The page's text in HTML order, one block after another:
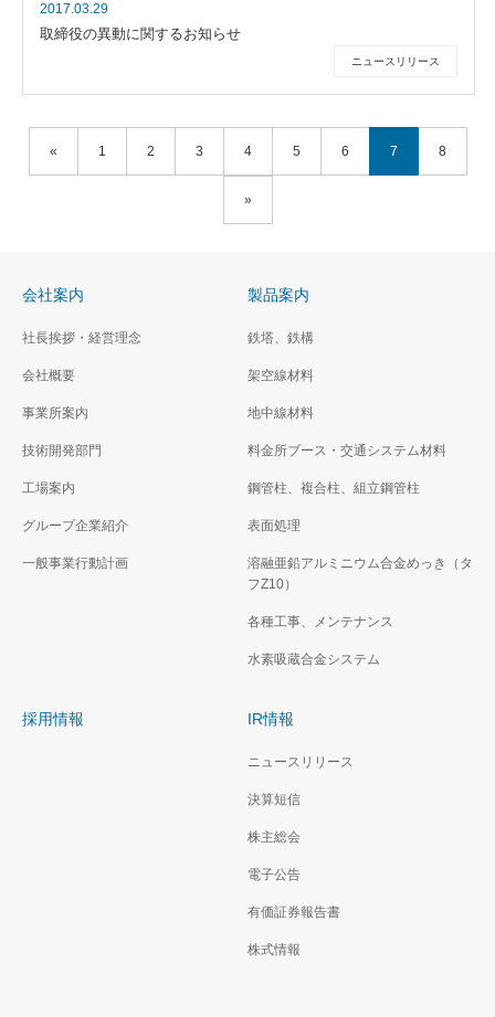
2017.03.29
取締役の異動に関するお知らせ
ニュースリリース
« 1 2 3 4 5 6 7 8
»
会社案内
社長挨拶・経営理念
会社概要
事業所案内
技術開発部門
工場案内
グループ企業紹介
一般事業行動計画
製品案内
鉄塔、鉄構
架空線材料
地中線材料
料金所ブース・交通システム材料
鋼管柱、複合柱、組立鋼管柱
表面処理
溶融亜鉛アルミニウム合金めっき（タ
フZ10）
各種工事、メンテナンス
水素吸蔵合金システム
採用情報 IR情報
ニュースリリース
決算短信
株主総会
電子公告
有価証券報告書
株式情報